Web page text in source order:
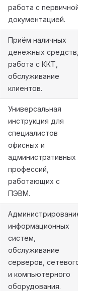
работа с первичной
документацией.
Приём наличных
денежных средств,
работа с ККТ,
обслуживание
клиентов.
Универсальная
инструкция для
специалистов
офисных и
административных
профессий,
работающих с
ПЭВМ.
Администрирование
информационных
систем,
обслуживание
серверов, сетевого
и компьютерного
оборудования.